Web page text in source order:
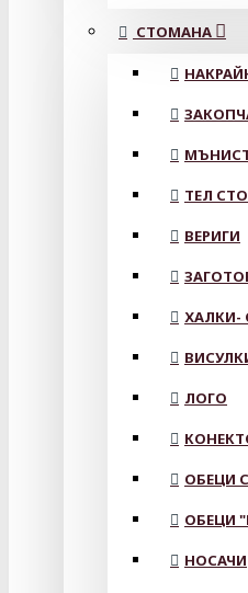
СТОМАНА
ТЕЛ
ВЕРИГИ
ХАЛКИ-
ЛОГО
ОБЕЦИ
ОБЕЦИ
НОСАЧИ